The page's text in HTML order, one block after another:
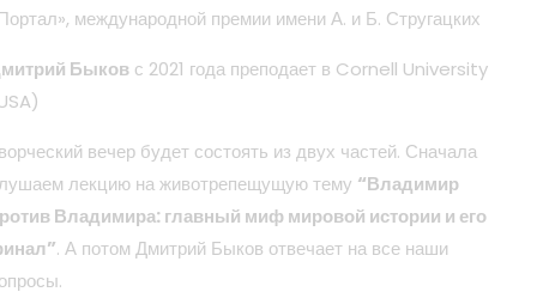
международной премии имени А. и Б. Стругацких
Быков с 2021 года преподает в Cornell University
вечер будет состоять из двух частей. Сначала
лекцию на животрепещущую тему “Владимир
Владимира: главный миф мировой истории и его
. А потом Дмитрий Быков отвечает на все наши